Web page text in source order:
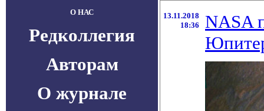
О НАС
Редколлегия
Авторам
О журнале
13.11.2018
18:36
NASA